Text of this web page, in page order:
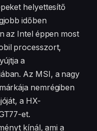
helyettesítő
időben
az Intel éppen most
processzort,
a
Az MSI, a nagy
nemrégiben
a HX-
et.
kínál, ami a